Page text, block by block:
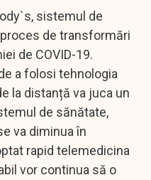
sistemul de
de transformări
de COVID-19.
a folosi tehnologia
la distanță va juca un
de sănătate,
va diminua în
rapid telemedicina
vor continua să o